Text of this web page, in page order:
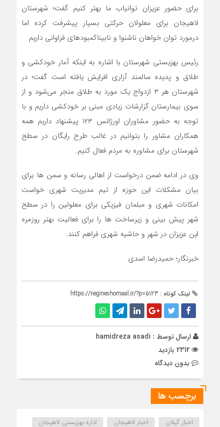
برای حضور عزیزان توانیاب ما بهتر کنیم گفت؛ شهرستان
لاهیجان برای معلولان حرکتی بسیار پیشرفت کرده اما
درمورد توان خواهان ناشنوا و نابیناکمبودهای فراوانی داریم
رئیس بهزیستی شهرستان با اشاره به اینکه آمار خودکشی و
طلاق و پدیده سالمند آزاری افرایش یافته است گفت؛ در
شهرستان هر ۳ ازدواج یک مورد به طلاق منجر می‌شود و از
سوی بیمارستان گزارشات زیادی مبنی بر خودکشی داریم و با
توجه به حضور مشاوران اورژانس ۱۲۳ پیشنهاد داریم همه
همکاران مشاور را بتوانیم در غالب طرح رایگان در سطح
شهرستان برای مشاوره به مردم فعال کنیم.
وی در ادامه ضمن درخواست از اهالی رسانه و سمن ها برای
بیان مشکلات این حوزه از تیم مدیریت شهری خواست
امکانات شهری و مبلمان فیزیکی برای معلولین را در سطح
شهر پیش بینی و زیرساخت ها را برای فعالیت بهتر روزمره
این عزیزان در شهر و حاشیه شهری فراهم کنند.
خبرنگار؛ حمیدرضا اسدی
لینک کوتاه : https://negineshomaal.ir/?p=5123
ارسال توسط : hamidreza asadi
بدون دیدگاه
برچسب ها
اخبار گیلان اخبار لاهیجان اداره بهزیستی لاهیجان